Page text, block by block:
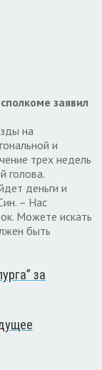
заявил
на
и
трех недель
голова.
деньги и
– Нас
Можете искать
быть
за